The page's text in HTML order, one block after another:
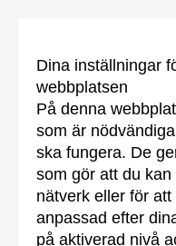
Dina inställningar
webbplatsen
På denna
som är
ska fungera. De
som gör att du
nätverk eller för
anpassad efter
på aktiverad nivå